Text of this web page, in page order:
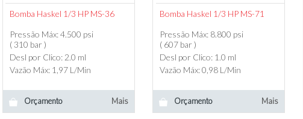
Bomba Haskel 1/3 HP MS-36
Pressão Máx: 4.500 psi
( 310 bar )
Desl por Clico: 2.0 ml
Vazão Máx: 1,97 L/Min
Orçamento Mais
Bomba Haskel 1/3 HP MS-71
Pressão Máx: 8.800 psi
( 607 bar )
Desl por Clico: 1.0 ml
Vazão Máx: 0,98 L/Min
Orçamento Mais